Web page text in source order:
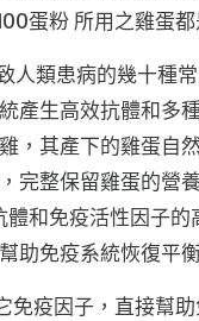
蛋粉 所用之雞蛋
人類患病的幾十種
產生高效抗體和多
，其產下的雞蛋自
完整保留雞蛋的營
和免疫活性因子的
助免疫系統恢復平
免疫因子，直接幫